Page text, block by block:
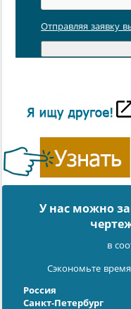
Отправляя заявку
У нас можно
в
Сэкономьте
Россия
Санкт-Петербург